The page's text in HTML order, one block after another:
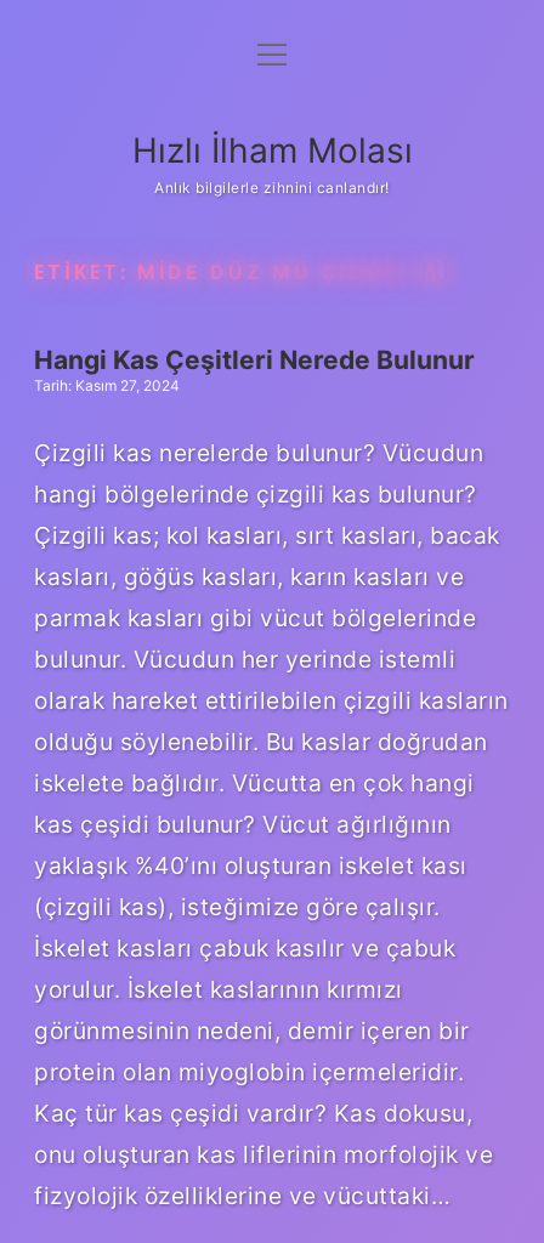
Anasayfa
Yasal Uyarı
menüyü
Hızlı İlham Molası
Anlık bilgilerle zihnini canlandır!
ETIKET: MIDE DÜZ MÜ ÇIZGILI MI
Hangi Kas Çeşitleri Nerede Bulunur
Tarih: Kasım 27, 2024
Çizgili kas nerelerde bulunur? Vücudun
hangi bölgelerinde çizgili kas bulunur?
Çizgili kas; kol kasları, sırt kasları, bacak
kasları, göğüs kasları, karın kasları ve
parmak kasları gibi vücut bölgelerinde
bulunur. Vücudun her yerinde istemli
olarak hareket ettirilebilen çizgili kasların
olduğu söylenebilir. Bu kaslar doğrudan
iskelete bağlıdır. Vücutta en çok hangi
kas çeşidi bulunur? Vücut ağırlığının
yaklaşık %40’ını oluşturan iskelet kası
(çizgili kas), isteğimize göre çalışır.
İskelet kasları çabuk kasılır ve çabuk
yorulur. İskelet kaslarının kırmızı
görünmesinin nedeni, demir içeren bir
protein olan miyoglobin içermeleridir.
Kaç tür kas çeşidi vardır? Kas dokusu,
onu oluşturan kas liflerinin morfolojik ve
fizyolojik özelliklerine ve vücuttaki…